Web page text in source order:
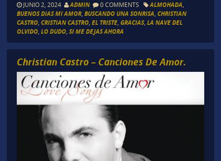
JUNIO 2, 2024 ADMIN 0 COMMENTS ALMOHADA
BUENOS DIAS MI AMOR, BUSCANDO UNA SONRISA CHRISTIAN
CASTRO, CRISTIAN CASTRO, EL TRISTE, GRACIAS, LA NAVE DEL
OLVIDO, LO DUDO, SI ME DEJAS AHORA
Christian Castro – Canciones De Amor.